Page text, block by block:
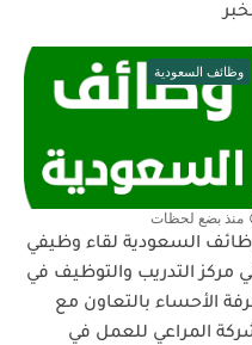
وظائف السعودية
منذ بضع لحظات
السعودية لقاء وظيفي
مركز التدريب والتوظيف في
الأحساء بالتعاون مع
المراعي للعمل في